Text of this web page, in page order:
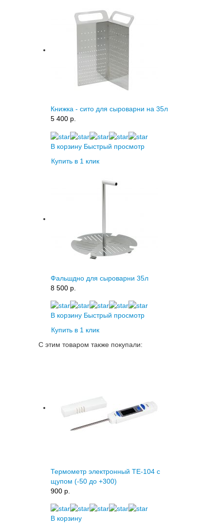
Книжка - сито для сыроварни на 35л
5 400 p.
В корзину Быстрый просмотр
Купить в 1 клик
Фальшдно для сыроварни 35л
8 500 p.
В корзину Быстрый просмотр
Купить в 1 клик
С этим товаром также покупали:
Термометр электронный ТЕ-104 с
щупом (-50 до +300)
900 p.
В корзину